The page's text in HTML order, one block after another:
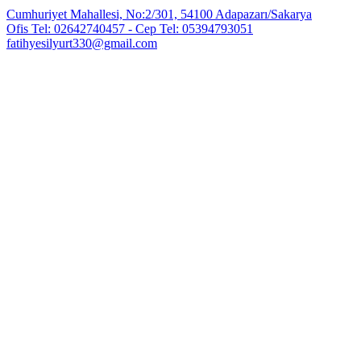
Cumhuriyet Mahallesi, No:2/301, 54100 Adapazarı/Sakarya
Ofis Tel: 02642740457 - Cep Tel: 05394793051
fatihyesilyurt330@gmail.com